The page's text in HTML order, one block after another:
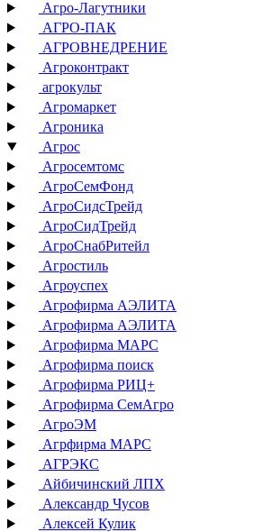
Агро-Лагутники
АГРО-ПАК
АГРОВНЕДРЕНИЕ
Агроконтракт
агрокульт
Агромаркет
Агроника
Агрос
Агросемтомс
АгроСемФонд
АгроСидсТрейд
АгроСидТрейд
АгроСнабРитейл
Агростиль
Агроуспех
Агрофирма АЭЛИТА
Агрофирма АЭЛИТА
Агрофирма МАРС
Агрофирма поиск
Агрофирма РИЦ+
Агрофирма СемАгро
АгроЭМ
Агрфирма МАРС
АГРЭКС
Айбичинский ЛПХ
Александр Чусов
Алексей Кулик